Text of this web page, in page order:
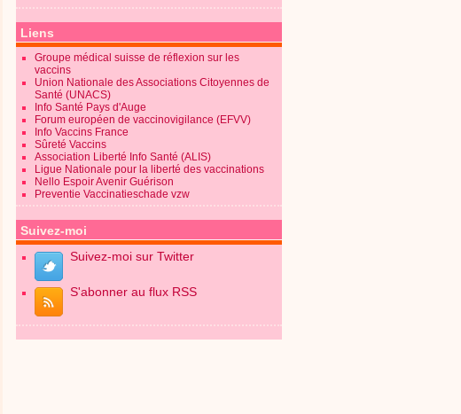
Liens
Groupe médical suisse de réflexion sur les
vaccins
Union Nationale des Associations Citoyennes de
Santé (UNACS)
Info Santé Pays d'Auge
Forum européen de vaccinovigilance (EFVV)
Info Vaccins France
Sûreté Vaccins
Association Liberté Info Santé (ALIS)
Ligue Nationale pour la liberté des vaccinations
Nello Espoir Avenir Guérison
Preventie Vaccinatieschade vzw
Suivez-moi
Suivez-moi sur Twitter
S'abonner au flux RSS